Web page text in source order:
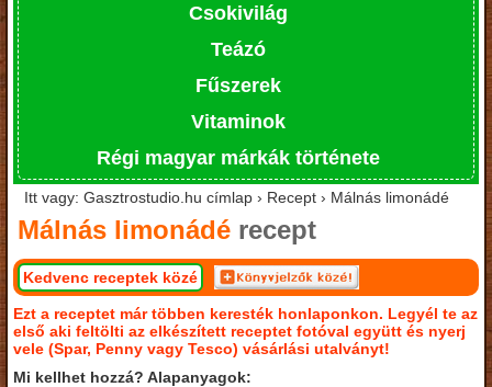
Csokivilág
Teázó
Fűszerek
Vitaminok
Régi magyar márkák története
Itt vagy: Gasztrostudio.hu címlap › Recept › Málnás limonádé
Málnás limonádé recept
Kedvenc receptek közé
Ezt a receptet már többen keresték honlaponkon. Legyél te az
első aki feltölti az elkészített receptet fotóval együtt és nyerj
vele (Spar, Penny vagy Tesco) vásárlási utalványt!
Mi kellhet hozzá? Alapanyagok: